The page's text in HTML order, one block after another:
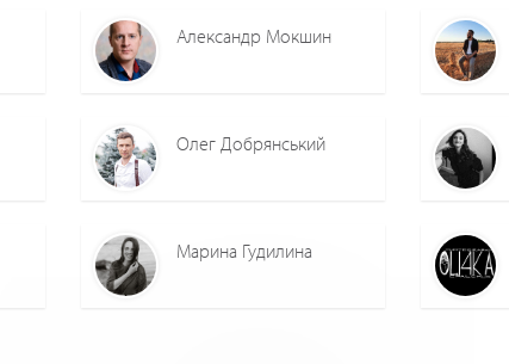
Александр Мокшин
Олег Добрянський
Марина Гудилина